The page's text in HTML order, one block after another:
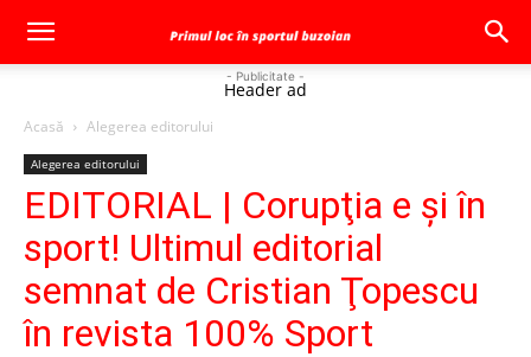
- Publicitate -
Header ad
Acasă Alegerea editorului
Alegerea editorului
EDITORIAL | Corupţia e şi în
sport! Ultimul editorial
semnat de Cristian Ţopescu
în revista 100% Sport